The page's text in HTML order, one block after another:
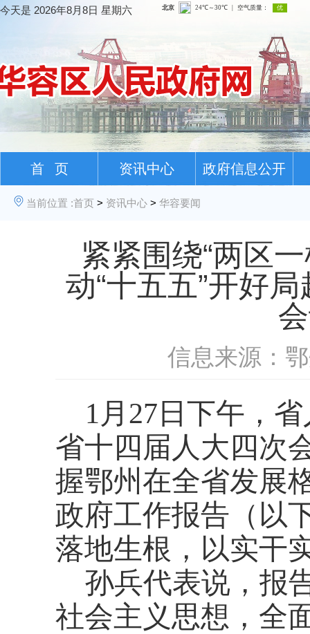
今天是 2026年8月8日 星期六
首 页 资讯中心 政府信息公开
当前位置 :首页 > 资讯中心 > 华容要闻
紧紧围绕“两区
动“十五五”开好
信息来源：
1月27日下午，
省十四届人大四次
握鄂州在全省发展
政府工作报告（以
落地生根，以实干
孙兵代表说，报
社会主义思想，全